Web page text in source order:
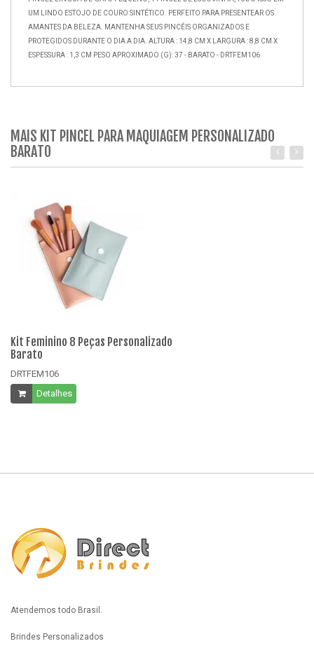
UM LINDO ESTOJO DE COURO SINTÉTICO. PERFEITO PARA PRESENTEAR OS
AMANTES DA BELEZA. MANTENHA SEUS PINCÉIS ORGANIZADOS E
PROTEGIDOS DURANTE O DIA A DIA. ALTURA : 14,8 CM X LARGURA : 8,8 CM X
ESPESSURA : 1,3 CM PESO APROXIMADO (G): 37 - BARATO - DRTFEM106
MAIS KIT PINCEL PARA MAQUIAGEM PERSONALIZADO
BARATO
Kit Feminino 8 Peças Personalizado
Barato
DRTFEM106
Detalhes
Atendemos todo Brasil.
Brindes Personalizados